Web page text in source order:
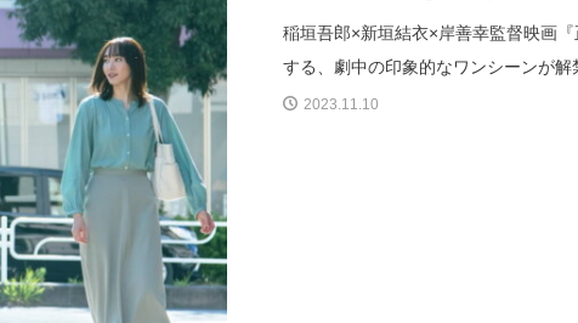
稲垣吾郎×新垣結衣×岸善幸監督映画
する、劇中の印象的なワンシーンが解
2023.11.10